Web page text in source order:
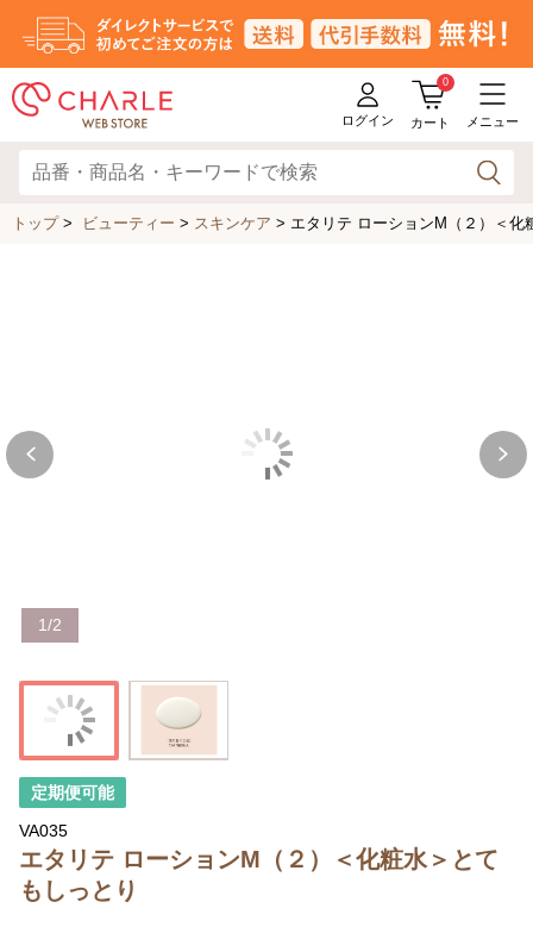
ログイン
0
カート メニュー
トップ> ビューティー > スキンケア > エタリテ ローションM（２）＜化
1/2
定期便可能
VA035
エタリテ ローションM（２）＜化粧水＞とて
もしっとり